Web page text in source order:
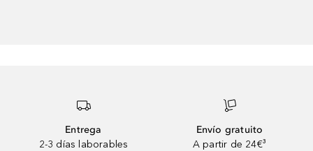
Entrega
2-3 días laborables
Envío gratuito
A partir de 24€³